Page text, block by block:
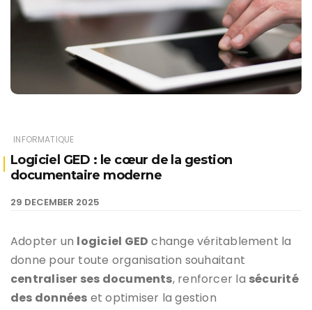
INFORMATIQUE
Logiciel GED : le cœur de la gestion
documentaire moderne
29 DECEMBER 2025
Adopter un logiciel GED change véritablement la
donne pour toute organisation souhaitant
centraliser ses documents, renforcer la sécurité
des données et optimiser la gestion